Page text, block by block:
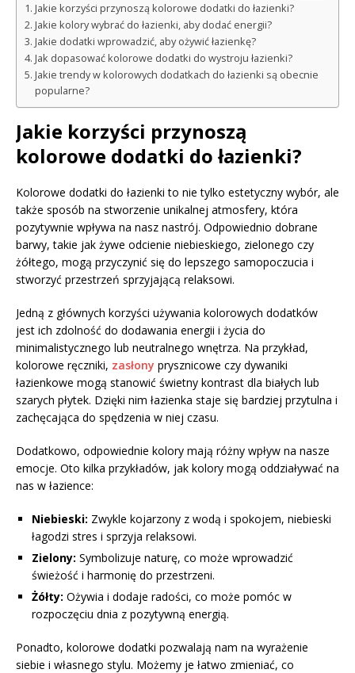
Jakie korzyści przynoszą kolorowe dodatki do łazienki?
Jakie kolory wybrać do łazienki, aby dodać energii?
Jakie dodatki wprowadzić, aby ożywić łazienkę?
Jak dopasować kolorowe dodatki do wystroju łazienki?
Jakie trendy w kolorowych dodatkach do łazienki są obecnie
popularne?
Jakie korzyści przynoszą
kolorowe dodatki do łazienki?
Kolorowe dodatki do łazienki to nie tylko estetyczny wybór, ale
także sposób na stworzenie unikalnej atmosfery, która
pozytywnie wpływa na nasz nastrój. Odpowiednio dobrane
barwy, takie jak żywe odcienie niebieskiego, zielonego czy
żółtego, mogą przyczynić się do lepszego samopoczucia i
stworzyć przestrzeń sprzyjającą relaksowi.
Jedną z głównych korzyści używania kolorowych dodatków
jest ich zdolność do dodawania energii i życia do
minimalistycznego lub neutralnego wnętrza. Na przykład,
kolorowe ręczniki, zasłony prysznicowe czy dywaniki
łazienkowe mogą stanowić świetny kontrast dla białych lub
szarych płytek. Dzięki nim łazienka staje się bardziej przytulna i
zachęcająca do spędzenia w niej czasu.
Dodatkowo, odpowiednie kolory mają różny wpływ na nasze
emocje. Oto kilka przykładów, jak kolory mogą oddziaływać na
nas w łazience:
Niebieski: Zwykle kojarzony z wodą i spokojem, niebieski
łagodzi stres i sprzyja relaksowi.
Zielony: Symbolizuje naturę, co może wprowadzić
świeżość i harmonię do przestrzeni.
Żółty: Ożywia i dodaje radości, co może pomóc w
rozpoczęciu dnia z pozytywną energią.
Ponadto, kolorowe dodatki pozwalają nam na wyrażenie
siebie i własnego stylu. Możemy je łatwo zmieniać, co